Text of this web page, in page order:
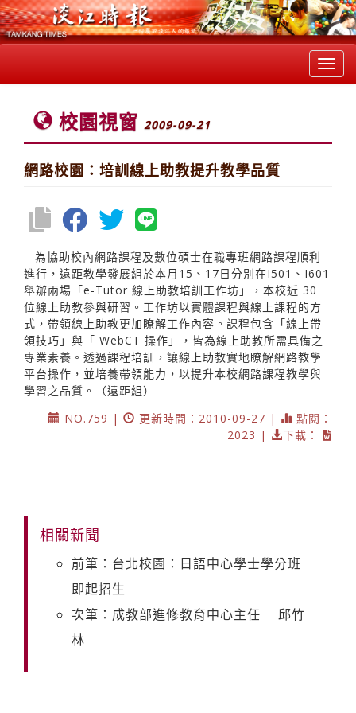
校園視窗 2009-09-21
網路校園：培訓線上助教提升教學品質
為協助校內網路課程及數位碩士在職專班網路課程順利
進行，遠距教學發展組於本月15、17日分別在I501、I601
舉辦兩場「e-Tutor 線上助教培訓工作坊」，本校近 30
位線上助教參與研習。工作坊以實體課程與線上課程的方
式，帶領線上助教更加瞭解工作內容。課程包含「線上帶
領技巧」與「 WebCT 操作」，皆為線上助教所需具備之
專業素養。透過課程培訓，讓線上助教實地瞭解網路教學
平台操作，並培養帶領能力，以提升本校網路課程教學與
學習之品質。（遠距組）
NO.759 |
更新時間：2010-09-27 |
點閱：
2023 |
下載：
相關新聞
前筆：台北校園：日語中心學士學分班
即起招生
次筆：成教部進修教育中心主任 邱竹
林